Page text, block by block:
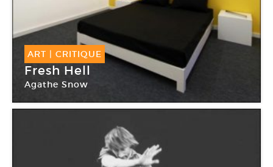
ART | CRITIQUE
Fresh Hell
Agathe Snow